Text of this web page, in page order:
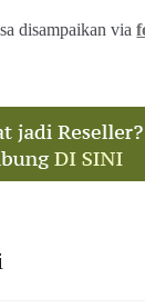
disampaikan via